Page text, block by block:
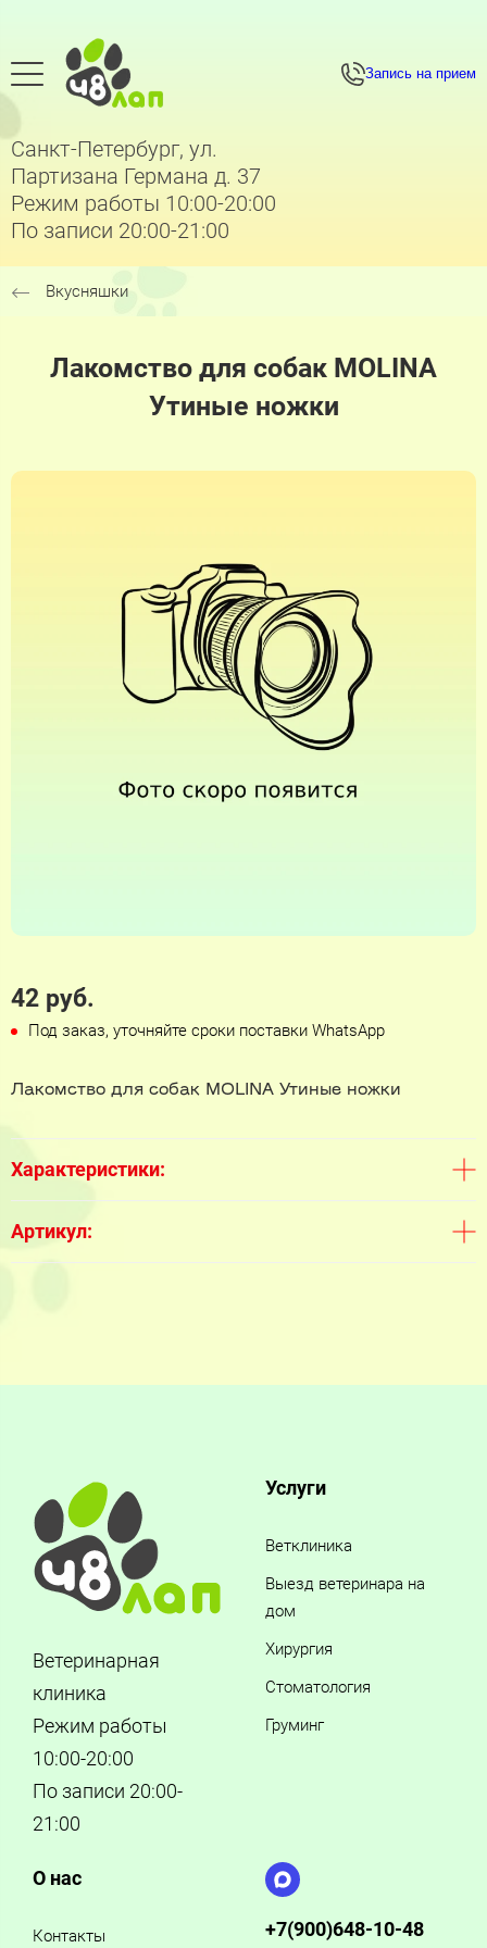
Запись на прием
Санкт-Петербург, ул.
Партизана Германа д. 37
Режим работы 10:00-20:00
По записи 20:00-21:00
Вкусняшки
Лакомство для собак MOLINA
Утиные ножки
42 руб.
Под заказ, уточняйте сроки поставки WhatsApp
Лакомство для собак MOLINA Утиные ножки
Характеристики:
Артикул:
Ветеринарная
клиника
Режим работы
10:00-20:00
По записи 20:00-
21:00
Услуги
Ветклиника
Выезд ветеринара на
дом
Хирургия
Стоматология
Груминг
О нас
Контакты +7(900)648-10-48